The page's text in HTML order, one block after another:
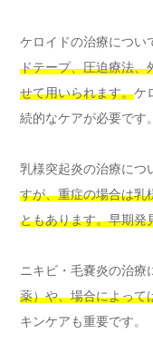
ケロイドの治療につい
ドテープ、圧迫療法、
せて用いられます。ケ
続的なケアが必要です。
乳様突起炎の治療につ
すが、重症の場合は乳
ともあります。早期発
ニキビ・毛嚢炎の治療
薬）や、場合によって
キンケアも重要です。